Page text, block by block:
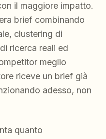
il maggiore impatto.
brief combinando
clustering di
ricerca reali ed
meglio
riceve un brief già
adesso, non
quanto